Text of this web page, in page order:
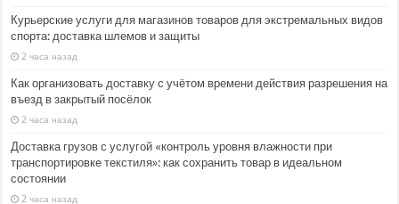
Курьерские услуги для магазинов товаров для экстремальных видов
спорта: доставка шлемов и защиты
2 часа назад
Как организовать доставку с учётом времени действия разрешения на
въезд в закрытый посёлок
2 часа назад
Доставка грузов с услугой «контроль уровня влажности при
транспортировке текстиля»: как сохранить товар в идеальном
состоянии
2 часа назад